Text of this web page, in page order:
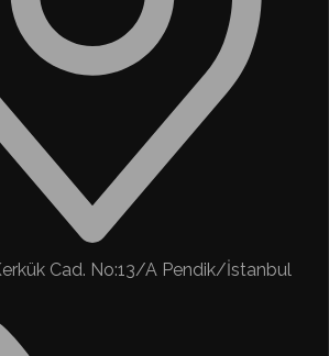
Cad. No:13/A Pendik/İstanbul